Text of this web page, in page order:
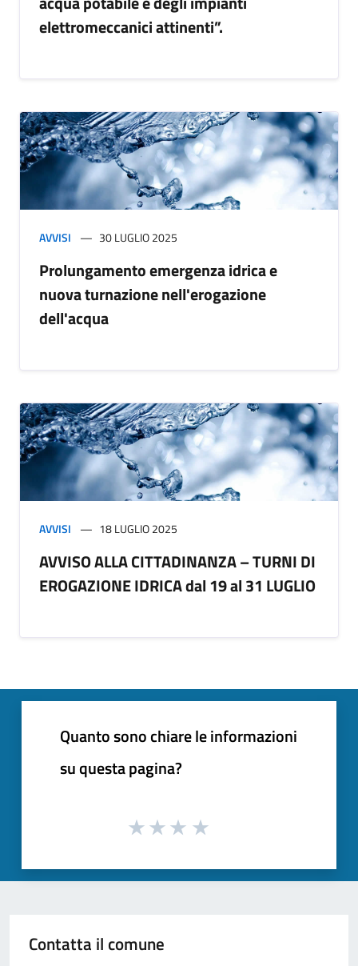
elettromeccanici attinenti”.
AVVISI 30 LUGLIO 2025
Prolungamento emergenza idrica e
nuova turnazione nell'erogazione
dell'acqua
AVVISI 18 LUGLIO 2025
AVVISO ALLA CITTADINANZA – TURNI DI
EROGAZIONE IDRICA dal 19 al 31 LUGLIO
Quanto sono chiare le informazioni
su questa pagina?
Contatta il comune